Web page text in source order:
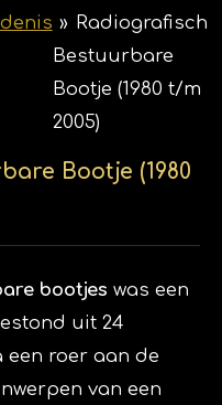
» Radiografisch
Bestuurbare
Bootje (1980 t/m
2005)
Bootje (1980
bootjes was een
uit 24
een roer aan de
van een